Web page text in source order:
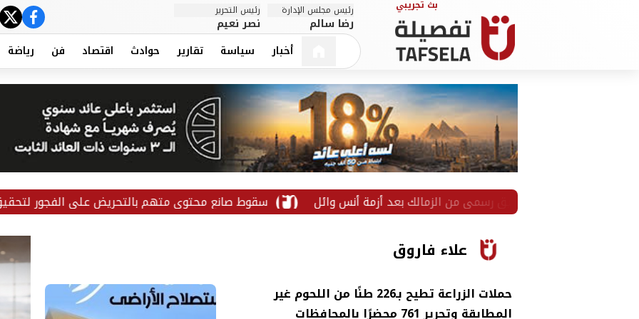
رئيس مجلس الإدارة
رضا سالم
رئيس التحرير
نصر نعيم
أخبار سياسة تقارير حوادث اقتصاد فن رياضة
سقوط صانع محتوى متهم بالتحريض على الفجور لتحقيق المشاهدات أول تعليق رسمي من الزمالك بعد أزمة أنس وائل
علاء فاروق
حملات الزراعة تطيح بـ226 طنًا من اللحوم غير
المطابقة وتحرير 761 محضرًا بالمحافظات